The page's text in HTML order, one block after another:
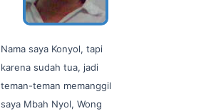
Nama saya Konyol, tapi
karena sudah tua, jadi
teman-teman memanggil
saya Mbah Nyol, Wong